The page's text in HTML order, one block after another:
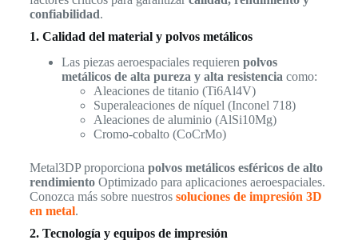
confiabilidad.
1. Calidad del material y polvos metálicos
Las piezas aeroespaciales requieren polvos
metálicos de alta pureza y alta resistencia como:
Aleaciones de titanio (Ti6Al4V)
Superaleaciones de níquel (Inconel 718)
Aleaciones de aluminio (AlSi10Mg)
Cromo-cobalto (CoCrMo)
Metal3DP proporciona polvos metálicos esféricos de alto
rendimientoOptimizado para aplicaciones aeroespaciales.
Conozca más sobre nuestros soluciones de impresión 3D
en metal.
2. Tecnología y equipos de impresión